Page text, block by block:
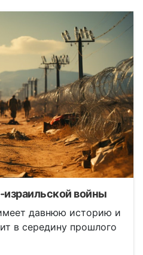
войны
давнюю историю и
в середину прошлого